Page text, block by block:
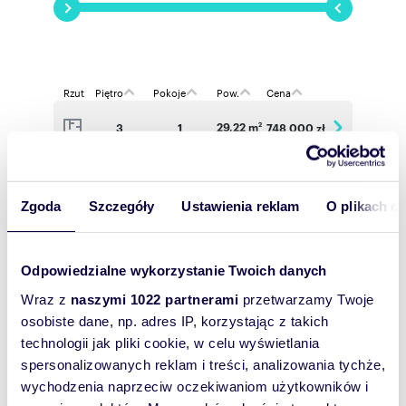
Zgoda Szczegóły Ustawienia reklam O plikach
Odpowiedzialne wykorzystanie Twoich danych
Wraz z naszymi 1022 partnerami przetwarzamy Twoje
osobiste dane, np. adres IP, korzystając z takich
technologii jak pliki cookie, w celu wyświetlania
spersonalizowanych reklam i treści, analizowania tychże,
wychodzenia naprzeciw oczekiwaniom użytkowników i
- Przestronne balkony i tarasy
- System Appartme (smart home) w standardzie
dziedzińcu
- System odzysku wody szarej
- Zbiornik na deszczówkę
- Poidełka dla ptaków
- Domki dla owadów
- Planowana certyfikacja BREEAM na poziomie
Rzut Piętro Pokoje Pow. Cena
3 1 29,22 m2 748 000 zł
4 1 29,19 m 754 000 zł
Wyślij
wiadomość
To najlepszy
sposób, aby
właściciel